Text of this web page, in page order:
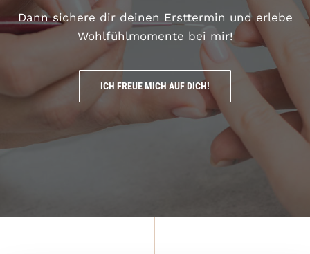
Dann sichere dir deinen Ersttermin und erlebe
Wohlfühlmomente bei mir!
ICH FREUE MICH AUF DICH!